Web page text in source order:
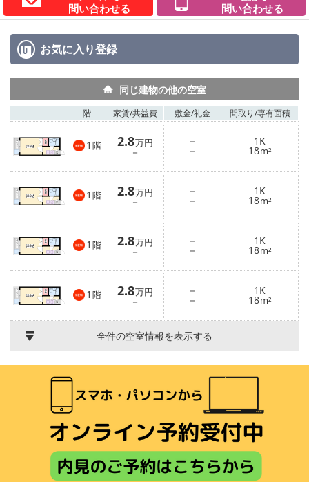
問い合わせる
問い合わせる
お気に入り登録
同じ建物の他の空室
階 家賃/共益費 敷金/礼金 間取り/専有面積
1 階 2.8万円
－
－
－
1K
18m²
1 階 2.8万円
－
－
－
1K
18m²
1 階 2.8万円
－
－
－
1K
18m²
1 階 2.8万円
－
－
－
1K
18m²
全件の空室情報を表示する